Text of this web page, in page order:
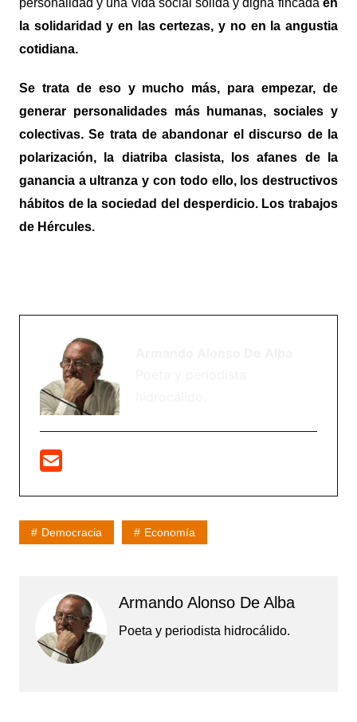
personalidad y una vida social sólida y digna fincada en
la solidaridad y en las certezas, y no en la angustia
cotidiana.
Se trata de eso y mucho más, para empezar, de
generar personalidades más humanas, sociales y
colectivas. Se trata de abandonar el discurso de la
polarización, la diatriba clasista, los afanes de la
ganancia a ultranza y con todo ello, los destructivos
hábitos de la sociedad del desperdicio. Los trabajos
de Hércules.
Democracia Economía
Armando Alonso De Alba
Poeta y periodista hidrocálido.